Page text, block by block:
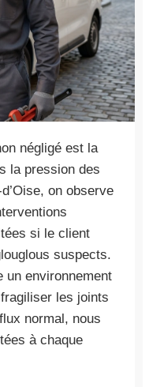
négligé est la
la pression des
on observe
si le client
suspects.
un environnement
les joints
normal, nous
à chaque